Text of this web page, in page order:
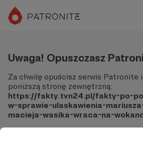
Uwaga! Opuszczasz
Za chwilę opuścisz serwis Patronite
poniższą stronę zewnętrzną:
https://fakty.tvn24.pl/fakty-po-
w-sprawie-ulaskawienia-
macieja-wasika-wraca-na-